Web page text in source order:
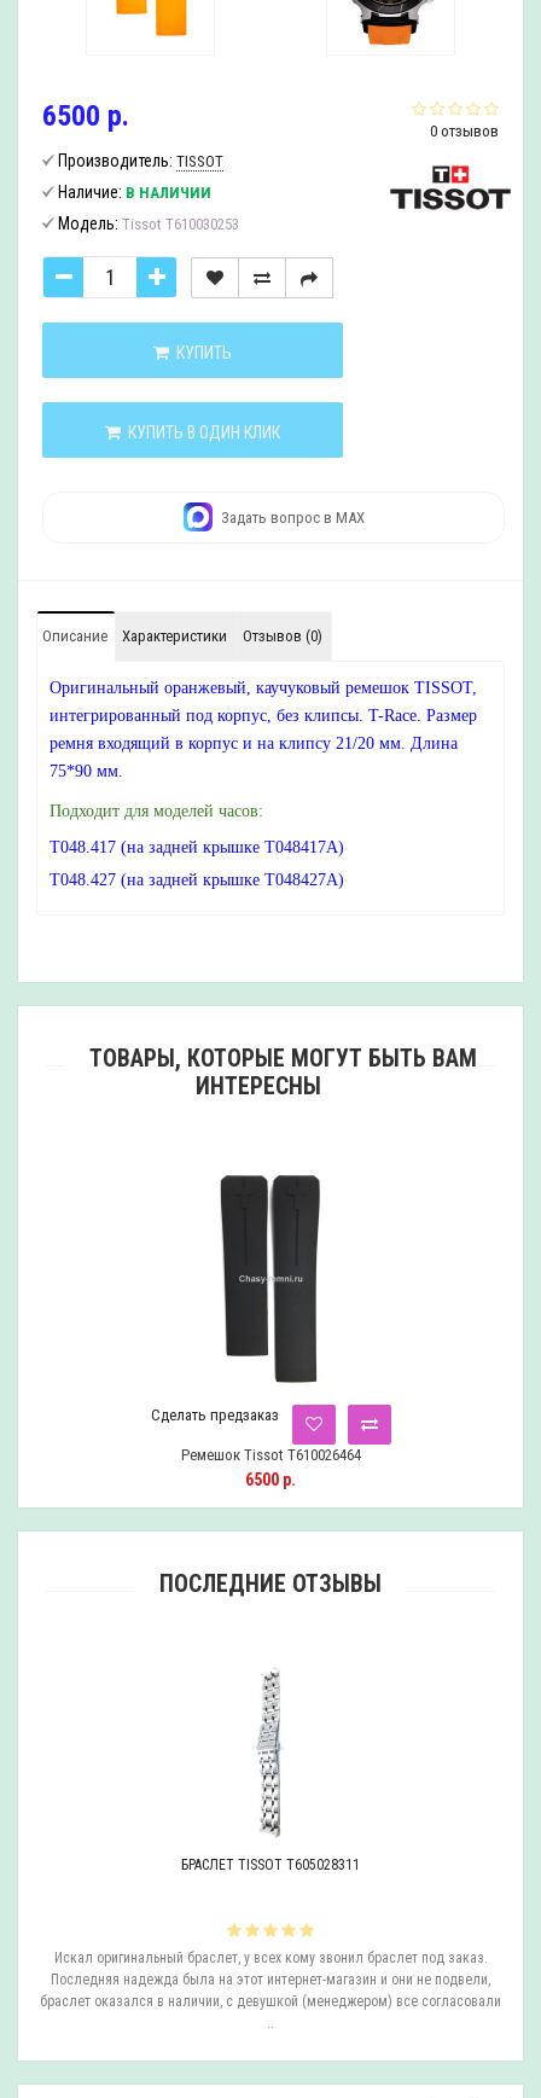
0 отзывов
6500 р.
Производитель: TISSOT
Наличие: В НАЛИЧИИ
Модель: Tissot T610030253
КУПИТЬ
КУПИТЬ В ОДИН КЛИК
Задать вопрос в MAX
Описание Характеристики Отзывов (0)
Оригинальный оранжевый, каучуковый ремешок TISSOT,
интегрированный под корпус, без клипсы. T-Race. Размер
ремня входящий в корпус и на клипсу 21/20 мм. Длина
75*90 мм.
Подходит для моделей часов:
T048.417 (на задней крышке T048417A)
T048.427 (на задней крышке T048427A)
ТОВАРЫ, КОТОРЫЕ МОГУТ БЫТЬ ВАМ
ИНТЕРЕСНЫ
Сделать предзаказ
Ремешок Tissot T610026464
6500 р.
ПОСЛЕДНИЕ ОТЗЫВЫ
БРАСЛЕТ TISSOT T605028311
Искал оригинальный браслет, у всех кому звонил браслет под заказ.
Последняя надежда была на этот интернет-магазин и они не подвели,
браслет оказался в наличии, с девушкой (менеджером) все согласовали
..